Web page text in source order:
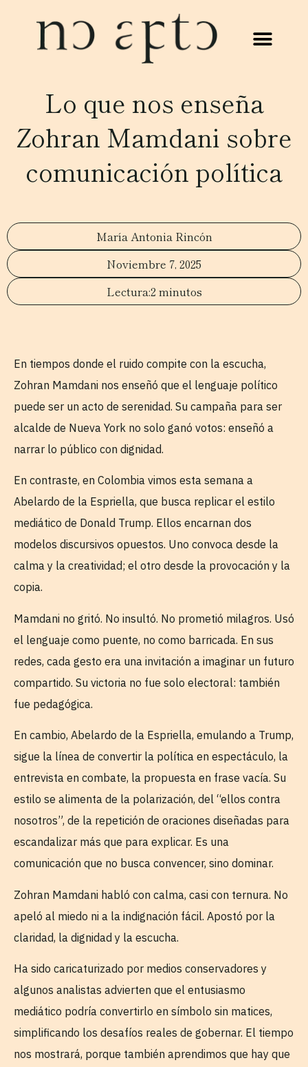
Lo que nos enseña
Zohran Mamdani sobre
comunicación política
María Antonia Rincón
Noviembre 7, 2025
2 minutos
En tiempos donde el ruido compite con la escucha,
Zohran Mamdani nos enseñó que el lenguaje político
puede ser un acto de serenidad. Su campaña para ser
alcalde de Nueva York no solo ganó votos: enseñó a
narrar lo público con dignidad.
En contraste, en Colombia vimos esta semana a
Abelardo de la Espriella, que busca replicar el estilo
mediático de Donald Trump. Ellos encarnan dos
modelos discursivos opuestos. Uno convoca desde la
calma y la creatividad; el otro desde la provocación y la
copia.
Mamdani no gritó. No insultó. No prometió milagros. Usó
el lenguaje como puente, no como barricada. En sus
redes, cada gesto era una invitación a imaginar un futuro
compartido. Su victoria no fue solo electoral: también
fue pedagógica.
En cambio, Abelardo de la Espriella, emulando a Trump,
sigue la línea de convertir la política en espectáculo, la
entrevista en combate, la propuesta en frase vacía. Su
estilo se alimenta de la polarización, del “ellos contra
nosotros”, de la repetición de oraciones diseñadas para
escandalizar más que para explicar. Es una
comunicación que no busca convencer, sino dominar.
Zohran Mamdani habló con calma, casi con ternura. No
apeló al miedo ni a la indignación fácil. Apostó por la
claridad, la dignidad y la escucha.
Ha sido caricaturizado por medios conservadores y
algunos analistas advierten que el entusiasmo
mediático podría convertirlo en símbolo sin matices,
simplificando los desafíos reales de gobernar. El tiempo
nos mostrará, porque también aprendimos que hay que